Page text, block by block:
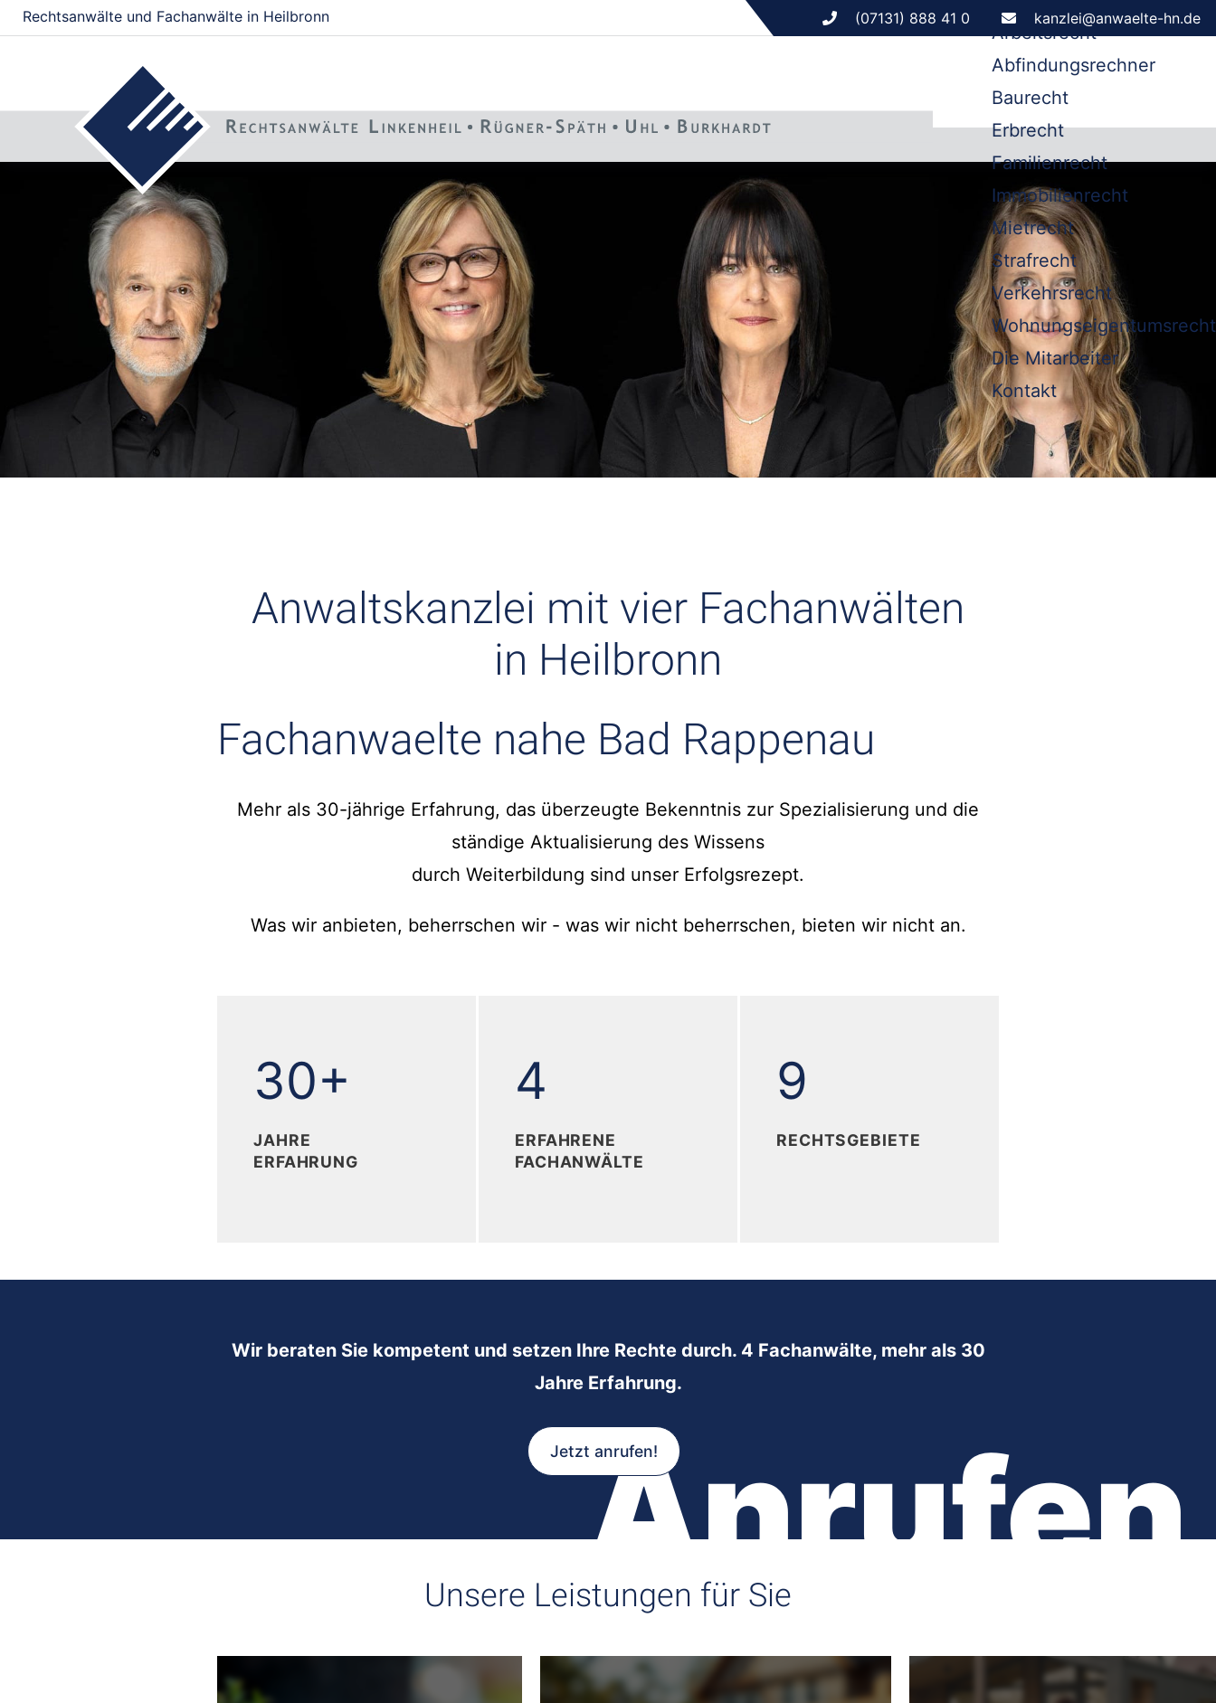
Rechtsanwälte und Fachanwälte in Heilbronn (07131) 888 41 0 kanzlei@anwaelte-hn.de
Arbeitsrecht
Abfindungsrechner
Baurecht
Erbrecht
Familienrecht
Immobilienrecht
Mietrecht
Strafrecht
Verkehrsrecht
Wohnungseigentumsrecht
Die Mitarbeiter
Kontakt
Anwaltskanzlei mit vier Fachanwälten
in Heilbronn
Fachanwaelte nahe Bad Rappenau
Mehr als 30-jährige Erfahrung, das überzeugte Bekenntnis zur Spezialisierung und die
ständige Aktualisierung des Wissens
durch Weiterbildung sind unser Erfolgsrezept.
Was wir anbieten, beherrschen wir - was wir nicht beherrschen, bieten wir nicht an.
30+
30+
JAHRE
ERFAHRUNG
4
ERFAHRENE
FACHANWÄLTE
9
RECHTSGEBIETE
Wir beraten Sie kompetent und setzen Ihre Rechte durch. 4 Fachanwälte, mehr als 30
Jahre Erfahrung.
Jetzt anrufen!
Anrufen
Unsere Leistungen für Sie